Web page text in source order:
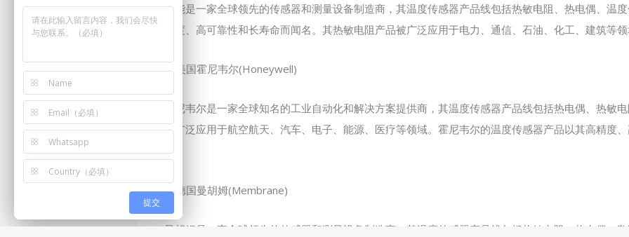
瑞能是一家全球领先的传感器和测量设备制造商，其温度传感器产品线包括热敏电阻、热电偶、温
其高精度、高可靠性和长寿命而闻名。其热敏电阻产品被广泛应用于电力、通信、石油、化工、建筑等
2. 美国霍尼韦尔(Honeywell)
霍尼韦尔是一家全球知名的工业自动化和解决方案提供商，其温度传感器产品线包括热电偶、热敏
器产品广泛应用于航空航天、汽车、电子、能源、医疗等领域。霍尼韦尔的温度传感器产品以其高精度
称。
3. 德国曼胡姆(Membrane)
曼胡姆是一家全球领先的传感器和测量设备制造商，其温度传感器产品线包括热敏电阻、热电偶、
提交